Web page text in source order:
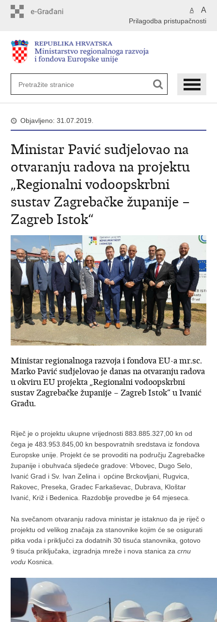
A A
Prilagodba pristupačnosti
Objavljeno: 31.07.2019.
Ministar Pavić sudjelovao na
otvaranju radova na projektu
„Regionalni vodoopskrbni
sustav Zagrebačke županije –
Zagreb Istok“
Ministar regionalnoga razvoja i fondova EU-a mr.sc.
Marko Pavić sudjelovao je danas na otvaranju radova
u okviru EU projekta „Regionalni vodoopskrbni
sustav Zagrebačke županije – Zagreb Istok“ u Ivanić
Gradu.
Riječ je o projektu ukupne vrijednosti 883.885.327,00 kn od
čega je 483.953.845,00 kn bespovratnih sredstava iz fondova
Europske unije. Projekt će se provoditi na području Zagrebačke
županije i obuhvaća sljedeće gradove: Vrbovec, Dugo Selo,
Ivanić Grad i Sv. Ivan Zelina i općine Brckovljani, Rugvica,
Rakovec, Preseka, Gradec Farkaševac, Dubrava, Kloštar
Ivanić, Križ i Bedenica. Razdoblje provedbe je 64 mjeseca.
Na svečanom otvaranju radova ministar je istaknuo da je riječ o
projektu od velikog značaja za stanovnike kojim će se osigurati
pitka voda i priključci za dodatnih 30 tisuća stanovnika, gotovo
9 tisuća priključaka, izgradnja mreže i nova stanica zacrnu
vodu Kosnica.